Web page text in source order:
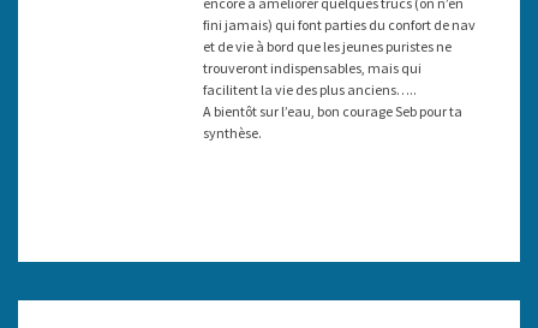
fini jamais) qui font parties du confort de nav
et de vie à bord que les jeunes puristes ne
trouveront indispensables, mais qui
facilitent la vie des plus anciens…..
A bientôt sur l’eau, bon courage Seb pour ta
synthèse.